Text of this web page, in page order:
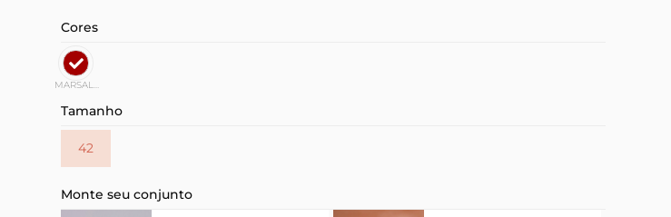
Cores
MARSALA
Tamanho
42
Monte seu conjunto